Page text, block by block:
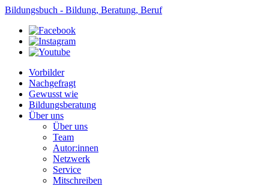
Bildungsbuch - Bildung, Beratung, Beruf
Vorbilder
Nachgefragt
Gewusst wie
Bildungsberatung
Über uns
Über uns
Team
Autor:innen
Netzwerk
Service
Mitschreiben